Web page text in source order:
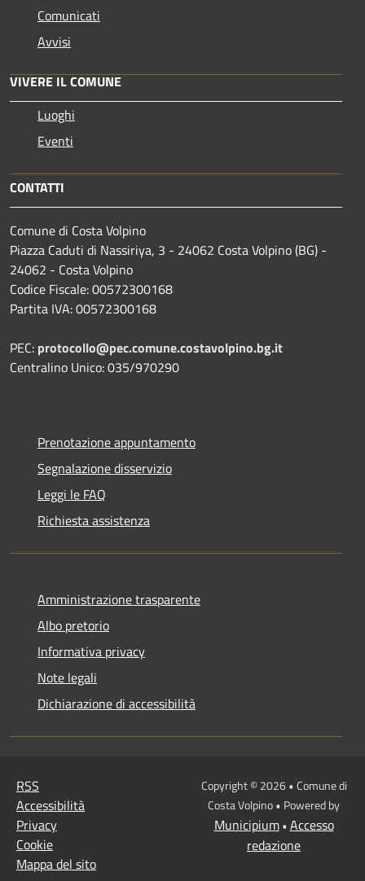
Comunicati
Avvisi
VIVERE IL COMUNE
Luoghi
Eventi
CONTATTI
Comune di Costa Volpino
Piazza Caduti di Nassiriya, 3 - 24062 Costa Volpino (BG) -
24062 - Costa Volpino
Codice Fiscale: 00572300168
Partita IVA: 00572300168
PEC: protocollo@pec.comune.costavolpino.bg.it
Centralino Unico: 035/970290
Prenotazione appuntamento
Segnalazione disservizio
Leggi le FAQ
Richiesta assistenza
Amministrazione trasparente
Albo pretorio
Informativa privacy
Note legali
Dichiarazione di accessibilità
RSS
Accessibilità
Privacy
Cookie
Mappa del sito
Copyright © 2026 • Comune di
Costa Volpino • Powered by
Municipium• Accesso
redazione